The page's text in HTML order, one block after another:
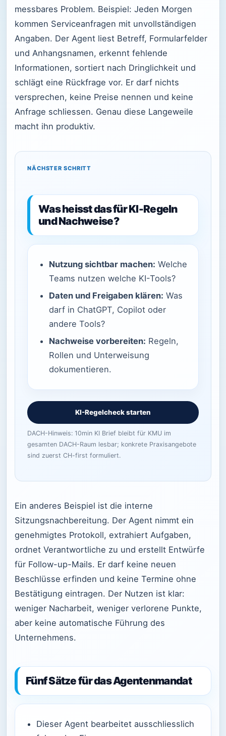
messbares Problem. Beispiel: Jeden Morgen
kommen Serviceanfragen mit unvollständigen
Angaben. Der Agent liest Betreff, Formularfelder
und Anhangsnamen, erkennt fehlende
Informationen, sortiert nach Dringlichkeit und
schlägt eine Rückfrage vor. Er darf nichts
versprechen, keine Preise nennen und keine
Anfrage schliessen. Genau diese Langeweile
macht ihn produktiv.
NÄCHSTER SCHRITT
Was heisst das für KI-Regeln
und Nachweise?
Nutzung sichtbar machen: Welche
Teams nutzen welche KI-Tools?
Daten und Freigaben klären: Was
darf in ChatGPT, Copilot oder
andere Tools?
Nachweise vorbereiten: Regeln,
Rollen und Unterweisung
dokumentieren.
KI-Regelcheck starten
DACH-Hinweis: 10min KI Brief bleibt für KMU im
gesamten DACH-Raum lesbar; konkrete Praxisangebote
sind zuerst CH-first formuliert.
Ein anderes Beispiel ist die interne
Sitzungsnachbereitung. Der Agent nimmt ein
genehmigtes Protokoll, extrahiert Aufgaben,
ordnet Verantwortliche zu und erstellt Entwürfe
für Follow-up-Mails. Er darf keine neuen
Beschlüsse erfinden und keine Termine ohne
Bestätigung eintragen. Der Nutzen ist klar:
weniger Nacharbeit, weniger verlorene Punkte,
aber keine automatische Führung des
Unternehmens.
Fünf Sätze für das Agentenmandat
Dieser Agent bearbeitet ausschliesslich